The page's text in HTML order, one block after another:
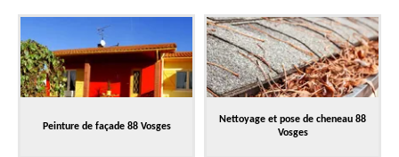
Peinture de façade 88 Vosges
Nettoyage et pose de cheneau 88
Vosges